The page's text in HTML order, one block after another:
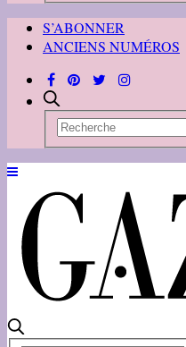
S’ABONNER
ANCIENS NUMÉROS